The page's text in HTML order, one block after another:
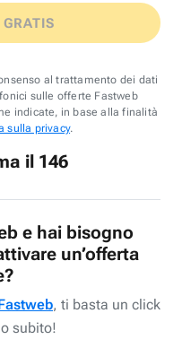
al trattamento dei dati
sulle offerte Fastweb
indicate, in base alla finalità
sulla privacy.
il 146
e hai bisogno
un’offerta
, ti basta un click
subito!